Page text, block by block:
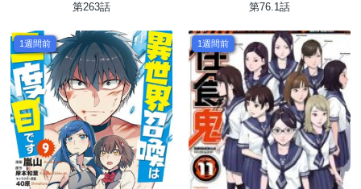
第263話 第76.1話
1週間前 1週間前